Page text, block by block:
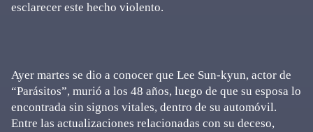
esclarecer este hecho violento.
Ayer martes se dio a conocer que Lee Sun-kyun, actor de
“Parásitos”, murió a los 48 años, luego de que su esposa lo
encontrada sin signos vitales, dentro de su automóvil.
Entre las actualizaciones relacionadas con su deceso,